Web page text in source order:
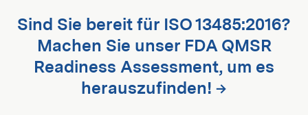
Sind Sie bereit für ISO 13485:2016?
Machen Sie unser FDA QMSR
Readiness Assessment, um es
herauszufinden! →